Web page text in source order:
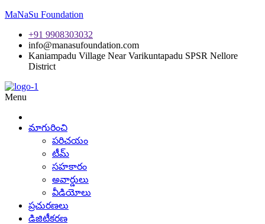
MaNaSu Foundation
+91 9908303032
info@manasufoundation.com
Kaniampadu Village Near Varikuntapadu SPSR Nellore
District
Menu
మాగురించి
పరిచయం
టీమ్
సహకారం
అవార్డులు
వీడియోలు
ప్రచురణలు
డిజిటీకరణ